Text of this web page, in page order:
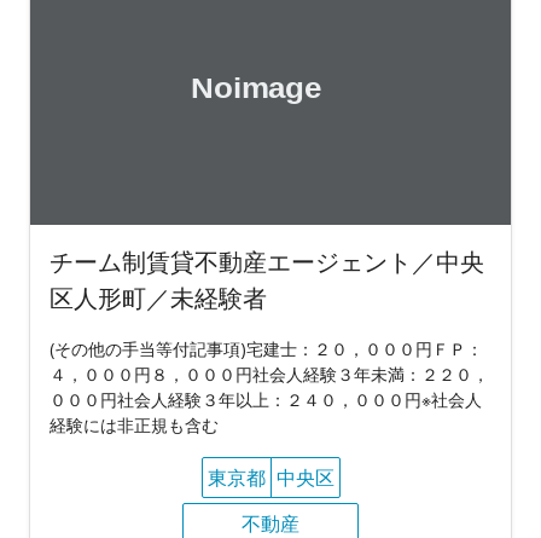
チーム制賃貸不動産エージェント／中央
区人形町／未経験者
(その他の手当等付記事項)宅建士：２０，０００円ＦＰ：
４，０００円８，０００円社会人経験３年未満：２２０，
０００円社会人経験３年以上：２４０，０００円※社会人
経験には非正規も含む
東京都 中央区
不動産